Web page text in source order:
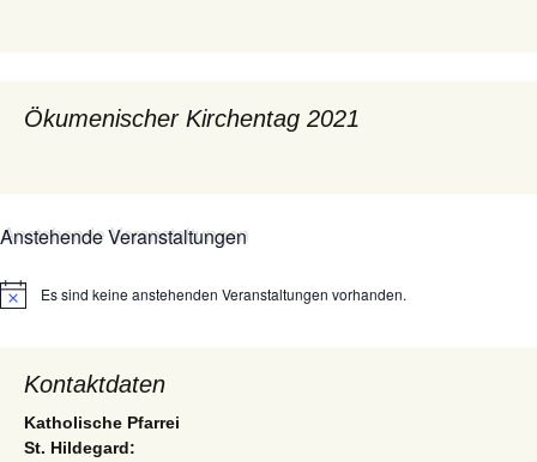
Ökumenischer Kirchentag 2021
Anstehende Veranstaltungen
HinweisEs sind keine anstehenden Veranstaltungen vorhanden.
Kontaktdaten
Katholische Pfarrei
St. Hildegard: